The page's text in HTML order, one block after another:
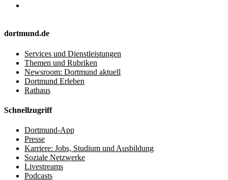
dortmund.de
Services und Dienstleistungen
Themen und Rubriken
Newsroom: Dortmund aktuell
Dortmund Erleben
Rathaus
Schnellzugriff
Dortmund-App
Presse
Karriere: Jobs, Studium und Ausbildung
Soziale Netzwerke
Livestreams
Podcasts